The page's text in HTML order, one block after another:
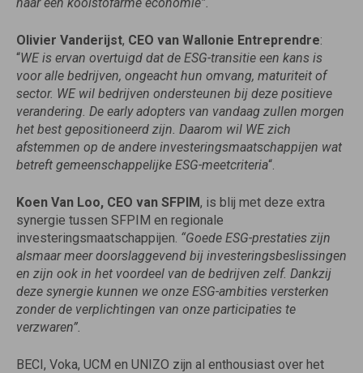
Olivier Vanderijst, CEO van Wallonie Entreprendre:
“WE is ervan overtuigd dat de ESG-transitie een kans is
voor alle bedrijven, ongeacht hun omvang, maturiteit of
sector. WE wil bedrijven ondersteunen bij deze positieve
verandering. De early adopters van vandaag zullen morgen
het best gepositioneerd zijn. Daarom wil WE zich
afstemmen op de andere investeringsmaatschappijen wat
betreft gemeenschappelijke ESG-meetcriteria“.
Koen Van Loo, CEO van SFPIM, is blij met deze extra
synergie tussen SFPIM en regionale
investeringsmaatschappijen. “Goede ESG-prestaties zijn
alsmaar meer doorslaggevend bij investeringsbeslissingen
en zijn ook in het voordeel van de bedrijven zelf. Dankzij
deze synergie kunnen we onze ESG-ambities versterken
zonder de verplichtingen van onze participaties te
verzwaren”.
BECI, Voka, UCM en UNIZO zijn al enthousiast over het